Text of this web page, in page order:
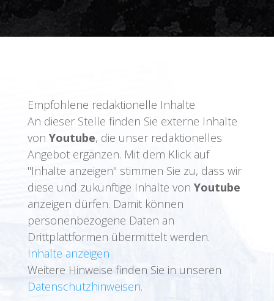
Empfohlene redaktionelle Inhalte
An dieser Stelle finden Sie externe Inhalte
von Youtube, die unser redaktionelles
Angebot ergänzen. Mit dem Klick auf
"Inhalte anzeigen" stimmen Sie zu, dass wir
diese und zukünftige Inhalte von Youtube
anzeigen dürfen. Damit können
personenbezogene Daten an
Drittplattformen übermittelt werden.
Inhalte anzeigen
Weitere Hinweise finden Sie in unseren
Datenschutzhinweisen.